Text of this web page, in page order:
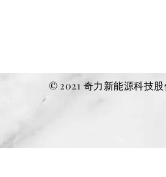
© 2021 奇力新能源科技股